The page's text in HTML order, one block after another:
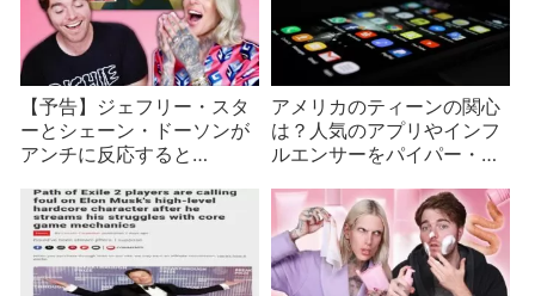
【予告】ジェフリー・スタ
ーとシェーン・ドーソンが
アンチに反応すると…
アメリカのティーンの関心
は？人気のアプリやインフ
ルエンサーをパイパー・サ